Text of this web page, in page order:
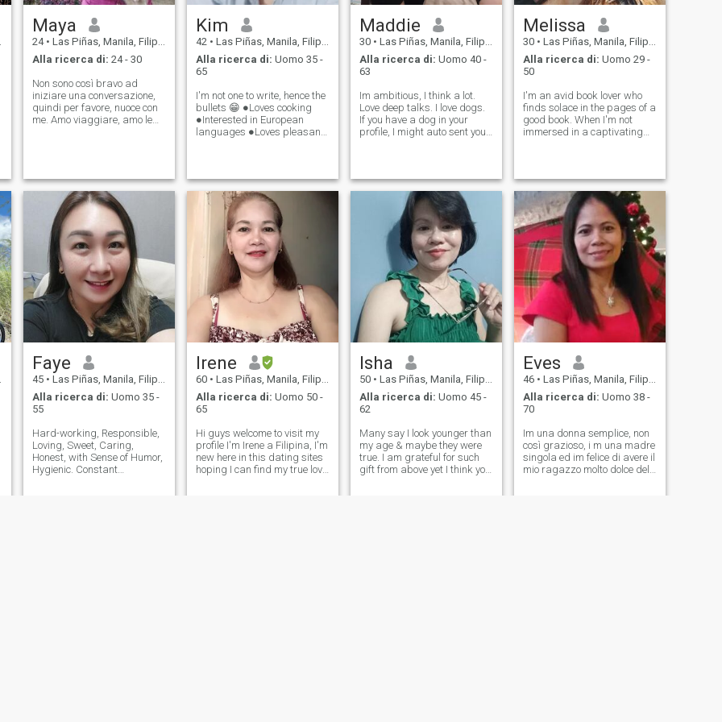
Maya
24 • Las Piñas, Manila, Filippine
Alla ricerca di: 24 - 30
Non sono così bravo ad
iniziare una conversazione,
quindi per favore, nuoce con
me. Amo viaggiare, amo le
maggior parte del mio tempo
al chiuso , mi piace cantare e
ballare davanti allo specchio
con me stesso come il
pubblico haha. Ho ancora
molta personalità che sono
sicuro che amerai e questo
per te da conoscere.😉
Kim
42 • Las Piñas, Manila, Filippine
Alla ricerca di: Uomo 35 -
65
I'm not one to write, hence the
bullets 😁 ●Loves cooking
●Interested in European
languages ●Loves pleasant
family ●Caring and
thoughtful ●Altruistic (can't
help i
Maddie
30 • Las Piñas, Manila, Filippine
Alla ricerca di: Uomo 40 -
63
Im ambitious, I think a lot.
Love deep talks. I love dogs.
If you have a dog in your
profile, I might auto sent you
to eat japanese food.
Watching movie is t
Melissa
30 • Las Piñas, Manila, Filippine
Alla ricerca di: Uomo 29 -
50
I'm an avid book lover who
finds solace in the pages of a
good book. When I'm not
immersed in a captivating
most of those precious
moments that bring joy to my
life. On the w
Faye
45 • Las Piñas, Manila, Filippine
Alla ricerca di: Uomo 35 -
55
Hard-working, Responsible,
Loving, Sweet, Caring,
Honest, with Sense of Humor,
Hygienic. Constant
Irene
60 • Las Piñas, Manila, Filippine
Alla ricerca di: Uomo 50 -
65
Hi guys welcome to visit my
profile I'm Irene a Filipina, I'm
new here in this dating sites
hoping I can find my true love
Isha
50 • Las Piñas, Manila, Filippine
Alla ricerca di: Uomo 45 -
62
Many say I look younger than
my age & maybe they were
true. I am grateful for such
gift from above yet I think you
Eves
46 • Las Piñas, Manila, Filippine
Alla ricerca di: Uomo 38 -
70
Im una donna semplice, non
così grazioso, i m una madre
singola ed im felice di avere il
mio ragazzo molto dolce del